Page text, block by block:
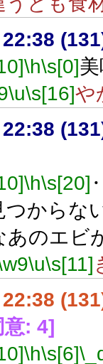
\h\s[0]
\u\s[16]や
\h\s[20]
つからな
あのエビ
\u\s[11]
意: 4]
\h\s[6]